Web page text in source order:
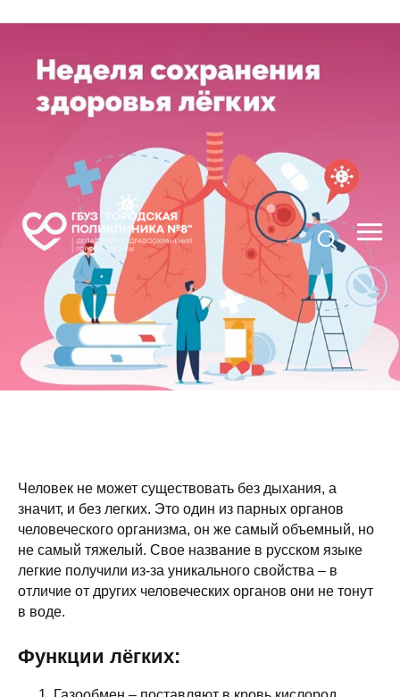
Человек не может существовать без дыхания, а
значит, и без легких. Это один из парных органов
человеческого организма, он же самый объемный, но
не самый тяжелый. Свое название в русском языке
легкие получили из-за уникального свойства – в
отличие от других человеческих органов они не тонут
в воде.
Функции лёгких: